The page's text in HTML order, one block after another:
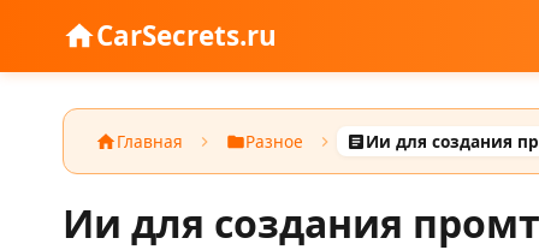
CarSecrets.ru
Главная Разное Ии для создания
Ии для создания